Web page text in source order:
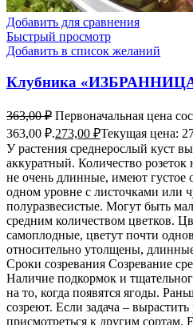
Добавить для сравнения
Быстрый просмотр
Добавить в список желаний
Клубника
363,00₽ Первоначальная цена
363,00 ₽.273,00 ₽Текущая цена:
У растения среднерослый куст
аккуратный. Количество розеток
не очень длинные, имеют густое
одном уровне с листочками или
полуразвесистые. Могут быть
средним количеством цветков.
самоплодные, цветут почти
относительно утолщены,
Сроки созревания Созревание
Наличие подкормок и
на то, когда появятся ягоды.
созреют. Если задача –
присмотреться к другим сортам.